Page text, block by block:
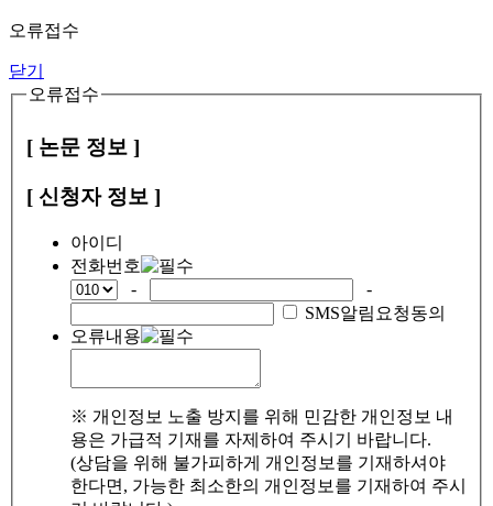
오류접수
닫기
오류접수
[ 논문 정보 ]
[ 신청자 정보 ]
아이디
전화번호
-
-
SMS알림요청동의
오류내용
※ 개인정보 노출 방지를 위해 민감한 개인정보 내
용은 가급적 기재를 자제하여 주시기 바랍니다.
(상담을 위해 불가피하게 개인정보를 기재하셔야
한다면, 가능한 최소한의 개인정보를 기재하여 주시